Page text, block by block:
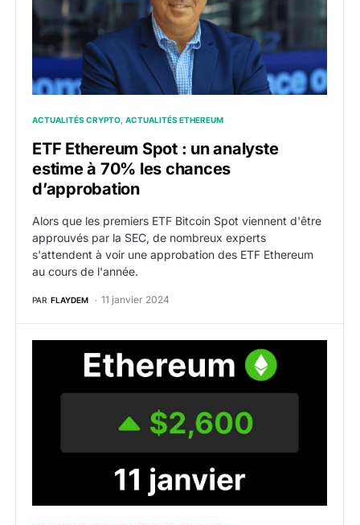
ACTUALITÉS CRYPTO ACTUALITÉS ETHEREUM
ETF Ethereum Spot : un analyste
estime à 70% les chances
d’approbation
Alors que les premiers ETF Bitcoin Spot viennent d'être
approuvés par la SEC, de nombreux experts
s'attendent à voir une approbation des ETF Ethereum
au cours de l'année.
PAR FLAYDEM 11 janvier 2024
Ethereum : ETH s’envole enfin face à l’anticipation